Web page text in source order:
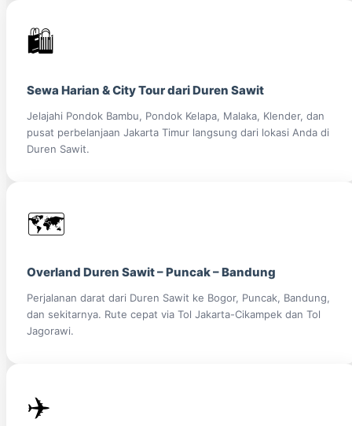
🛍️
Sewa Harian & City Tour dari Duren Sawit
Jelajahi Pondok Bambu, Pondok Kelapa, Malaka, Klender, dan
pusat perbelanjaan Jakarta Timur langsung dari lokasi Anda di
Duren Sawit.
🗺️
Overland Duren Sawit – Puncak – Bandung
Perjalanan darat dari Duren Sawit ke Bogor, Puncak, Bandung,
dan sekitarnya. Rute cepat via Tol Jakarta-Cikampek dan Tol
Jagorawi.
✈️